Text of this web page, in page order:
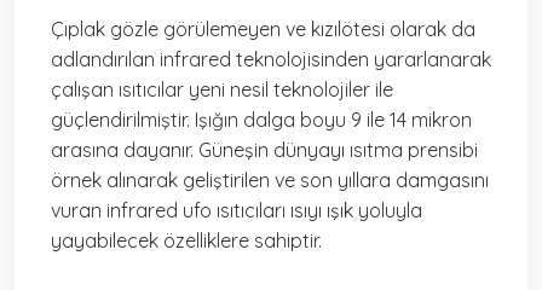
Çıplak gözle görülemeyen ve kızılötesi olarak da
adlandırılan infrared teknolojisinden yararlanarak
çalışan ısıtıcılar yeni nesil teknolojiler ile
güçlendirilmiştir. Işığın dalga boyu 9 ile 14 mikron
arasına dayanır. Güneşin dünyayı ısıtma prensibi
örnek alınarak geliştirilen ve son yıllara damgasını
vuran infrared ufo ısıtıcıları ısıyı ışık yoluyla
yayabilecek özelliklere sahiptir.